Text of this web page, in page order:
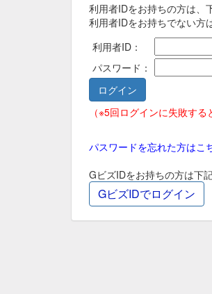
利用者IDをお持ちの方は、
利用者IDをお持ちでない方は
利用者ID：
パスワード：
（※5回ログインに失敗す
パスワードを忘れた方はこ
GビズIDをお持ちの方は下